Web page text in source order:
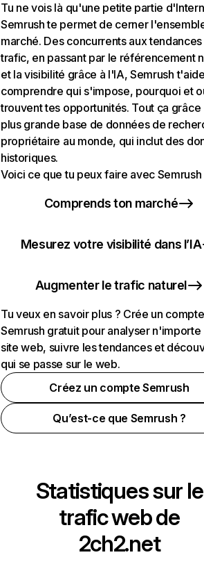
Tu ne vois là qu'une petite partie
Semrush te permet de cerner
marché. Des concurrents aux
trafic, en passant par le référencement
et la visibilité grâce à l'IA, Semrush
comprendre qui s'impose, pourquoi et
trouvent tes opportunités. Tout ça grâce
plus grande base de données de
propriétaire au monde, qui inclut des
historiques.
Voici ce que tu peux faire avec Semrush
Comprends ton marché
Mesurez votre visibilité dans l’IA
Augmenter le trafic naturel
Tu veux en savoir plus ? Crée un compte
Semrush gratuit pour analyser n'importe
site web, suivre les tendances et
qui se passe sur le web.
Créez un compte Semrush
Qu’est-ce que Semrush ?
Statistiques sur le
trafic web de
2ch2.net